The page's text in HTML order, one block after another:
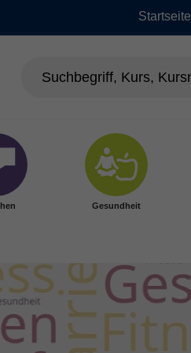
Startseite
Gesundheit